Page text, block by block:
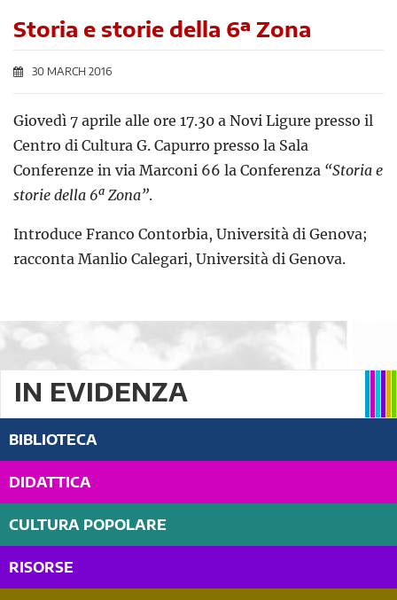
Storia e storie della 6ª Zona
30 MARCH 2016
Giovedì 7 aprile alle ore 17.30 a Novi Ligure presso il
Centro di Cultura G. Capurro presso la Sala
Conferenze in via Marconi 66 la Conferenza “Storia e
storie della 6ª Zona”.
Introduce Franco Contorbia, Università di Genova;
racconta Manlio Calegari, Università di Genova.
IN EVIDENZA
BIBLIOTECA
DIDATTICA
CULTURA POPOLARE
RISORSE